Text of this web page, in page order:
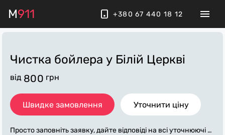
M911 +380 67 440 18 12
Чистка бойлера у Білій Церкві
від 800 грн
Швидке замовлення Уточнити ціну
Просто заповніть заявку, дайте відповіді на всі уточнюючі за